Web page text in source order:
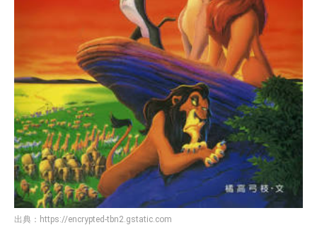
出典： https://encrypted-tbn2.gstatic.com